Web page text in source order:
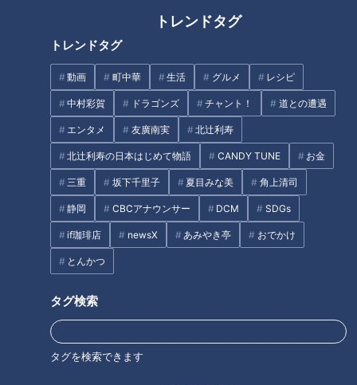
トレンドタグ
トレンドタグ
動画 町中華 生活 グルメ レシピ
中村彩賀 ドラゴンズ チャント！ 道との遭遇
エンタメ 友廣南実 北辻利寿
北辻利寿の日本はじめて物語 CANDY TUNE お金
三重 坂下千里子 夏目みな美 角上清司
静岡 CBCアナウンサー DCM SDGs
if珈琲店 newsX あみやき亭 おでかけ
とんかつ
タグ検索
タグを検索できます
・配信期間: 2024年5月9日(木)12:00〜7月17日(水)12:00
・配信サービス: TVer（ティーバー）、 Locipo（ロキポ）
・出演: 生稲晃子、川野太郎、井上真央 ほか
◆配信URL
・TVer:https://tver.jp/series/srepkirvso
・Locipo: https://locipo.jp/playlist/62b54f63-4fa2-4ba1-
8d18-197966d10cd1
◆「Locipo（ロキポ）」について
名古屋のテレビ5局が運営する動画配信サービス。テレビ番組
の見逃し配信はもちろん、ニュースや番組で取り上げたエンタ
メ、グルメ、おでかけ情報などを配信中。